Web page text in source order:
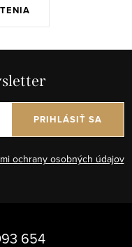
ochrany osobných údajov
PRIHLÁSIŤ SA
654